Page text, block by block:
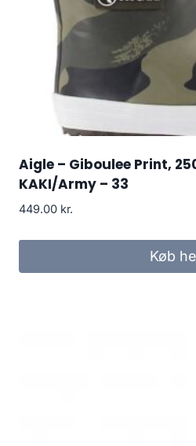
Aigle – Giboulee Print,
KAKI/Army – 33
449.00 kr.
Køb